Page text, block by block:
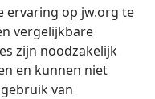
ervaring op jw.org te
vergelijkbare
zijn noodzakelijk
en kunnen niet
van